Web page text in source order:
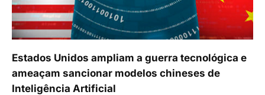
Estados Unidos ampliam a guerra tecnológica e
ameaçam sancionar modelos chineses de
Inteligência Artificial